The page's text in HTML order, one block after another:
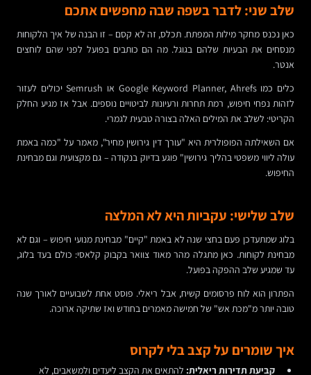
שלב שני: לדבר בשפה שבה מחפשים אתכם
כאן נכנס מחקר מילות המפתח. תכלס, זה לא קסם – זו הבנה של איך הלקוחות
מנסחים את הבעיות שלהם בגוגל. מה הם כותבים בפועל לפני שהם לוחצים
אנטר.
כלים כמו Google Keyword Planner, Ahrefs או Semrush יכולים לעזור
לזהות נפחי חיפוש, רמת תחרות ורעיונות לביטויים נוספים. אבל אז מגיע החלק
הקריטי: לשלב את המילים האלה בצורה טבעית לגמרי.
אם השאילתה הפופולרית היא "עורך דין גירושין מחיר", מאמר על "כמה באמת
עולה ליווי משפטי בהליך גירושין" פוגע בדיוק בנקודה – גם מקצועית וגם מבחינת
החיפוש.
שלב שלישי: עקביות היא לא המלצה
בלוג שמתעדכן פעם בחצי שנה לא באמת "קיים" מבחינת מנועי חיפוש – וגם לא
מבחינת לקוחות. כאן מתגלה מהר מאוד צוואר בקבוק קלאסי: כולם בעד בלוג,
עד שמגיע שלב ההפקה בפועל.
הפתרון הוא לוח פרסומים קשיח, אבל ריאלי. פוסט אחת לשבועיים לאורך שנה
טובה יותר מ"מכת אש" של חמישה מאמרים בחודש ואז שתיקה ארוכה.
איך שומרים על קצב בלי לקרוס
קביעת תדירות ריאלית: להתאים את הקצב ליעדים ולמשאבים, לא